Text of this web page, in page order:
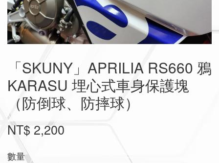
「SKUNY」APRILIA RS660 鴉
KARASU 埋心式車身保護塊
（防倒球、防摔球）
NT$ 2,200
數量